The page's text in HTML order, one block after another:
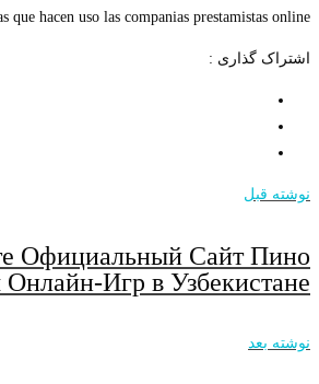
que hacen uso las companias prestamistas online.
اشتراک گذاری :
نوشته قبل
Официальный Сайт Пино
Онлайн-Игр в Узбекистане
نوشته بعد